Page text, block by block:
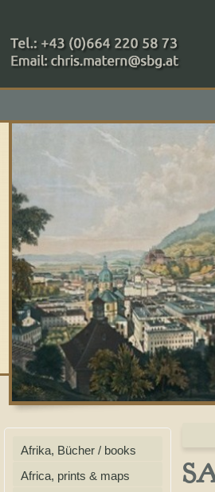
+43 (0)664 220 58 73
Zahlungsmethoden: RAIBA -
Afrika, Bücher / books
Africa, prints & maps